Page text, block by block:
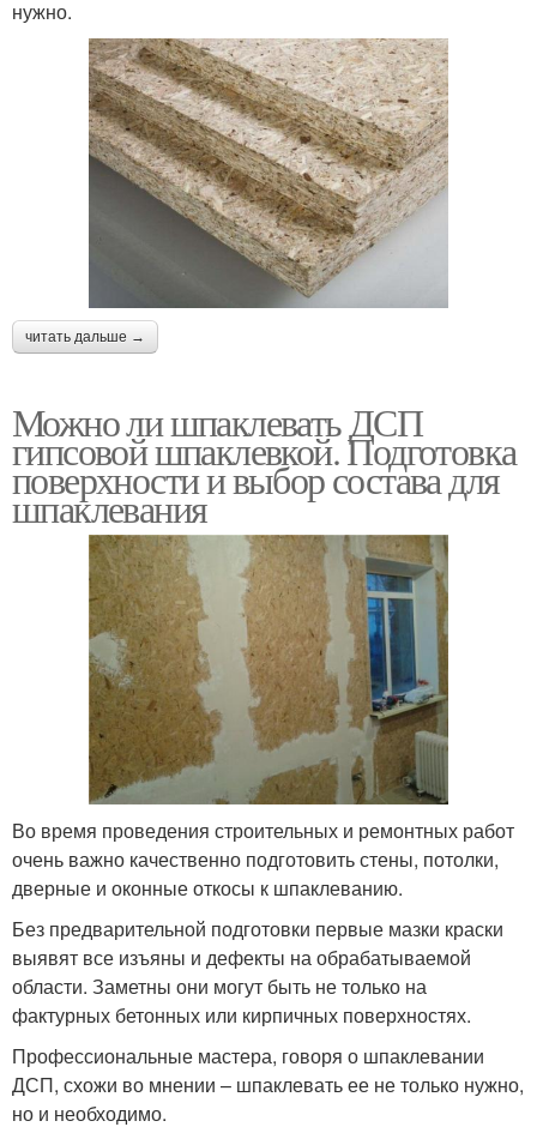
нужно.
читать дальше →
Можно ли шпаклевать ДСП
гипсовой шпаклевкой. Подготовка
поверхности и выбор состава для
шпаклевания
Во время проведения строительных и ремонтных работ
очень важно качественно подготовить стены, потолки,
дверные и оконные откосы к шпаклеванию.
Без предварительной подготовки первые мазки краски
выявят все изъяны и дефекты на обрабатываемой
области. Заметны они могут быть не только на
фактурных бетонных или кирпичных поверхностях.
Профессиональные мастера, говоря о шпаклевании
ДСП, схожи во мнении – шпаклевать ее не только нужно,
но и необходимо.